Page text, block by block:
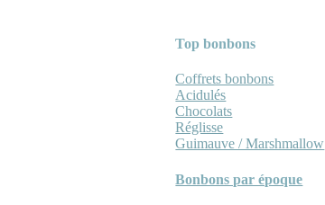
Top bonbons
Coffrets bonbons
Acidulés
Chocolats
Réglisse
Guimauve / Marshmallow
Bonbons par époque